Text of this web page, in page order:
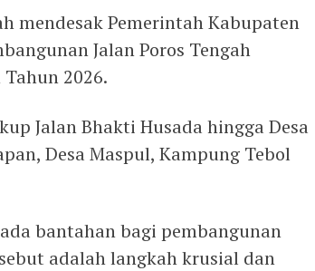
mendesak Pemerintah Kabupaten
Jalan Poros Tengah
2026.
Jalan Bhakti Husada hingga Desa
Desa Maspul, Kampung Tebol
bantahan bagi pembangunan
adalah langkah krusial dan